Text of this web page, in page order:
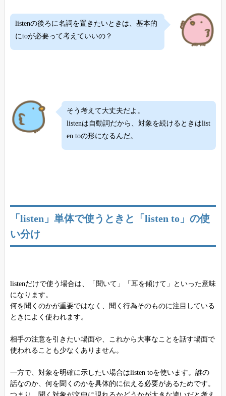
listenの後ろに名詞を置きたいときは、基本的
にtoが必要って考えていいの？
そう考えて大丈夫だよ。
listenは自動詞だから、対象を続けるときはlist
en toの形になるんだ。
「listen」単体で使うときと「listen to」の使
い分け
listenだけで使う場合は、「聞いて」「耳を傾けて」といった意味
になります。
何を聞くのかが重要ではなく、聞く行為そのものに注目している
ときによく使われます。
相手の注意を引きたい場面や、これから大事なことを話す場面で
使われることも少なくありません。
一方で、対象を明確に示したい場合はlisten toを使います。誰の
話なのか、何を聞くのかを具体的に伝える必要があるためです。